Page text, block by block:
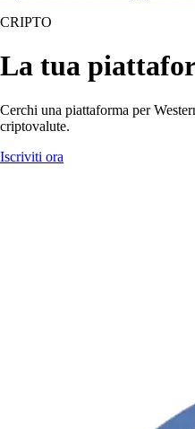
CRIPTO
La tua
Cerchi una piattaforma per
criptovalute.
Iscriviti ora